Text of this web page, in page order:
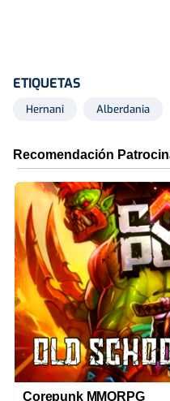
ETIQUETAS
Hernani Alberdania
Corepunk MMORPG